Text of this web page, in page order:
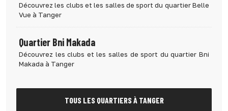
Découvrez les clubs et les salles de sport du quartier Belle
Vue à Tanger
Quartier Bni Makada
Découvrez les clubs et les salles de sport du quartier Bni
Makada à Tanger
TOUS LES QUARTIERS À TANGER